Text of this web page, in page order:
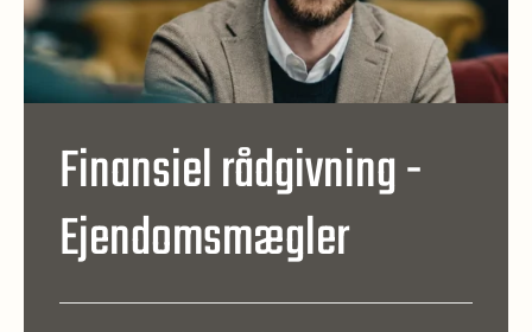
Finansiel rådgivning -
Ejendomsmægler